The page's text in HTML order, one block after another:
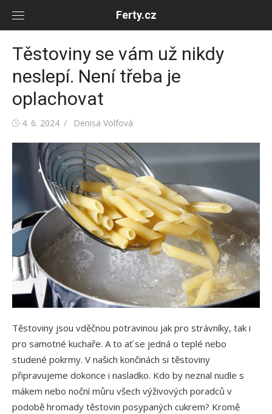
Ferty.cz
Těstoviny se vám už nikdy
neslepí. Není třeba je
oplachovat
Posted
4. 6. 2024 Author
Denisa Volfová
Těstoviny jsou vděčnou potravinou jak pro strávníky, tak i
pro samotné kuchaře. A to ať se jedná o teplé nebo
studené pokrmy. V našich končinách si těstoviny
připravujeme dokonce i nasladko. Kdo by neznal nudle s
mákem nebo noční můru všech výživových poradců v
podobě hromady těstovin posypaných cukrem? Kromě